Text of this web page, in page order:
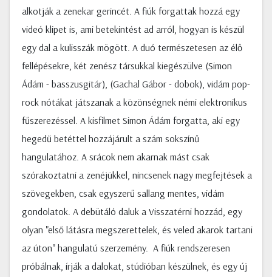
alkotják a zenekar gerincét. A fiúk forgattak hozzá egy
videó klipet is, ami betekintést ad arról, hogyan is készül
egy dal a kulisszák mögött. A duó természetesen az élő
fellépésekre, két zenész társukkal kiegészülve (Simon
Ádám - basszusgitár), (Gachal Gábor - dobok), vidám pop-
rock nótákat játszanak a közönségnek némi elektronikus
fűszerezéssel. A kisfilmet Simon Ádám forgatta, aki egy
hegedű betéttel hozzájárult a szám sokszínű
hangulatához. A srácok nem akarnak mást csak
szórakoztatni a zenéjükkel, nincsenek nagy megfejtések a
szövegekben, csak egyszerű sallang mentes, vidám
gondolatok. A debütáló daluk a Visszatérni hozzád, egy
olyan "első látásra megszerettelek, és veled akarok tartani
az úton" hangulatú szerzemény. A fiúk rendszeresen
próbálnak, írják a dalokat, stúdióban készülnek, és egy új